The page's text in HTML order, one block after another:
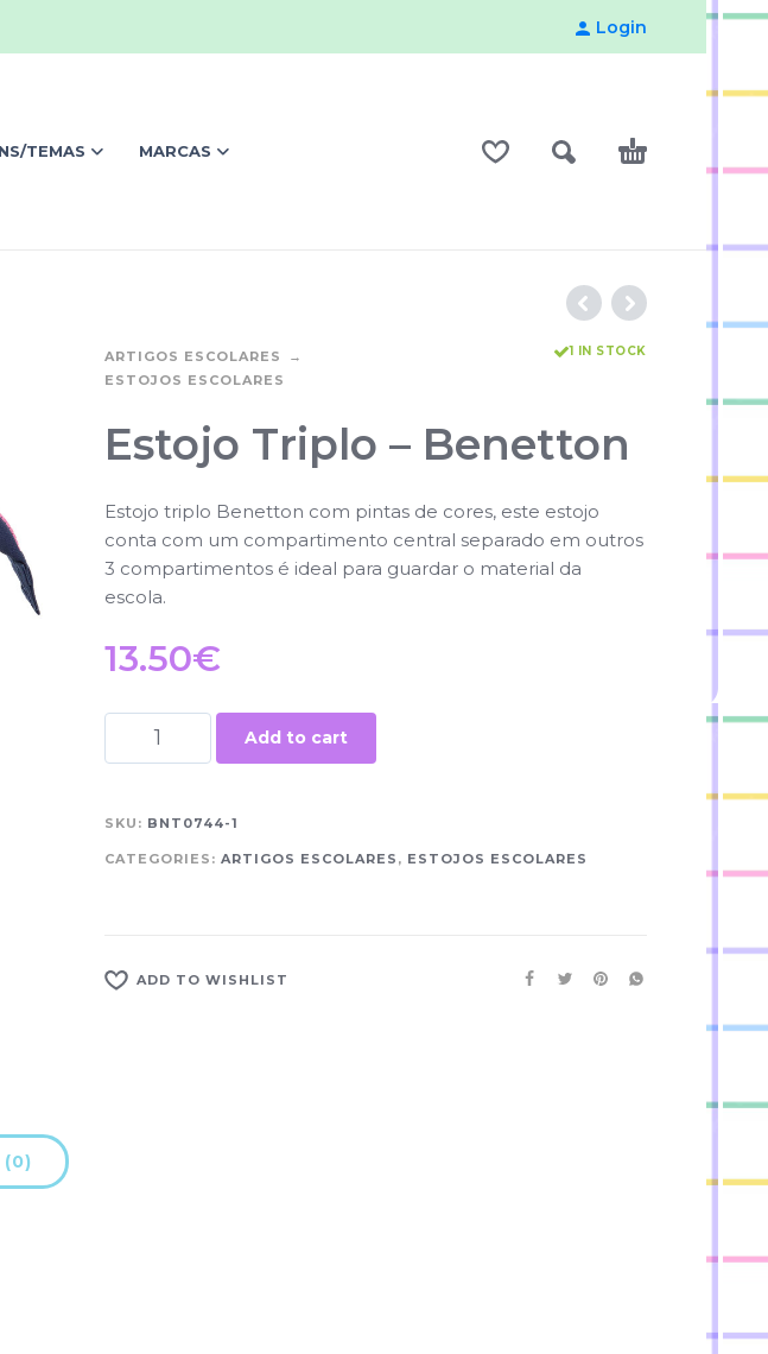
Login
TEMAS MARCAS
ARTIGOS ESCOLARES
ESTOJOS ESCOLARES
1 IN STOCK
Estojo Triplo – Benetton
Estojo triplo Benetton com pintas de cores, este estojo
conta com um compartimento central separado em outros
3 compartimentos é ideal para guardar o material da
escola.
13.50€
Add to cart
SKU: BNT0744-1
CATEGORIES: ARTIGOS ESCOLARES , ESTOJOS ESCOLARES
ADD TO WISHLIST
(0)